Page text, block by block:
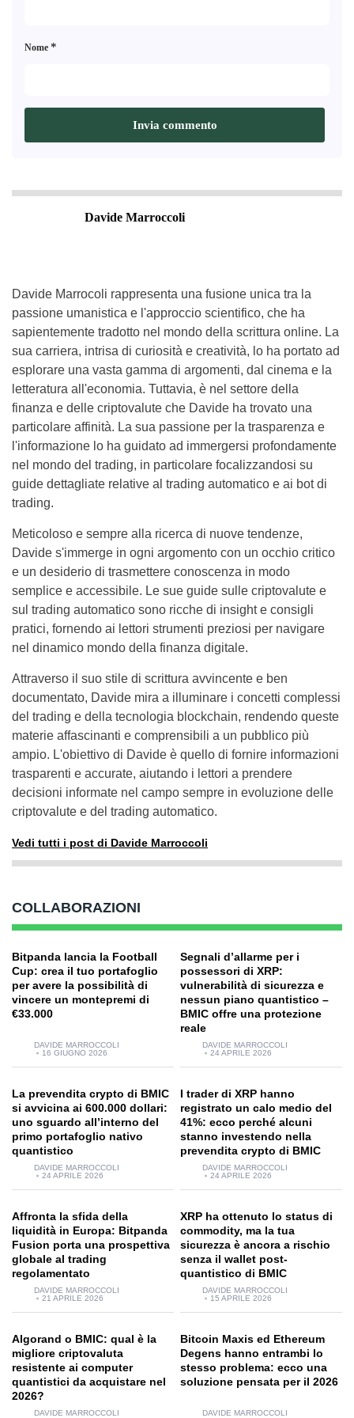
Nome *
Davide Marroccoli
Davide Marrocoli rappresenta una fusione unica tra la
passione umanistica e l'approccio scientifico, che ha
sapientemente tradotto nel mondo della scrittura online. La
sua carriera, intrisa di curiosità e creatività, lo ha portato ad
esplorare una vasta gamma di argomenti, dal cinema e la
letteratura all'economia. Tuttavia, è nel settore della
finanza e delle criptovalute che Davide ha trovato una
particolare affinità. La sua passione per la trasparenza e
l'informazione lo ha guidato ad immergersi profondamente
nel mondo del trading, in particolare focalizzandosi su
guide dettagliate relative al trading automatico e ai bot di
trading.
Meticoloso e sempre alla ricerca di nuove tendenze,
Davide s'immerge in ogni argomento con un occhio critico
e un desiderio di trasmettere conoscenza in modo
semplice e accessibile. Le sue guide sulle criptovalute e
sul trading automatico sono ricche di insight e consigli
pratici, fornendo ai lettori strumenti preziosi per navigare
nel dinamico mondo della finanza digitale.
Attraverso il suo stile di scrittura avvincente e ben
documentato, Davide mira a illuminare i concetti complessi
del trading e della tecnologia blockchain, rendendo queste
materie affascinanti e comprensibili a un pubblico più
ampio. L'obiettivo di Davide è quello di fornire informazioni
trasparenti e accurate, aiutando i lettori a prendere
decisioni informate nel campo sempre in evoluzione delle
criptovalute e del trading automatico.
Vedi tutti i post di Davide Marroccoli
COLLABORAZIONI
Bitpanda lancia la Football
Cup: crea il tuo portafoglio
per avere la possibilità di
vincere un montepremi di
€33.000
DAVIDE MARROCCOLI
16 GIUGNO 2026
Segnali d’allarme per i
possessori di XRP:
vulnerabilità di sicurezza e
nessun piano quantistico –
BMIC offre una protezione
reale
DAVIDE MARROCCOLI
24 APRILE 2026
La prevendita crypto di BMIC
si avvicina ai 600.000 dollari:
uno sguardo all’interno del
primo portafoglio nativo
quantistico
DAVIDE MARROCCOLI
24 APRILE 2026
I trader di XRP hanno
registrato un calo medio del
41%: ecco perché alcuni
stanno investendo nella
prevendita crypto di BMIC
DAVIDE MARROCCOLI
24 APRILE 2026
Affronta la sfida della
liquidità in Europa: Bitpanda
Fusion porta una prospettiva
globale al trading
regolamentato
DAVIDE MARROCCOLI
21 APRILE 2026
XRP ha ottenuto lo status di
commodity, ma la tua
sicurezza è ancora a rischio
senza il wallet post-
quantistico di BMIC
DAVIDE MARROCCOLI
15 APRILE 2026
Algorand o BMIC: qual è la
migliore criptovaluta
resistente ai computer
quantistici da acquistare nel
2026?
DAVIDE MARROCCOLI
Bitcoin Maxis ed Ethereum
Degens hanno entrambi lo
stesso problema: ecco una
soluzione pensata per il 2026
DAVIDE MARROCCOLI